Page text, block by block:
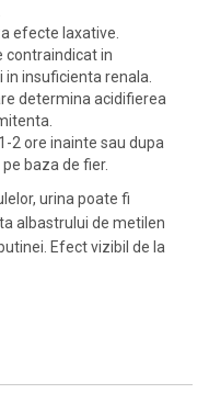
efecte laxative.
contraindicat in
insuficienta renala.
determina acidifierea
2 ore inainte sau dupa
baza de fier.
urina poate fi
albastrului de metilen
Efect vizibil de la